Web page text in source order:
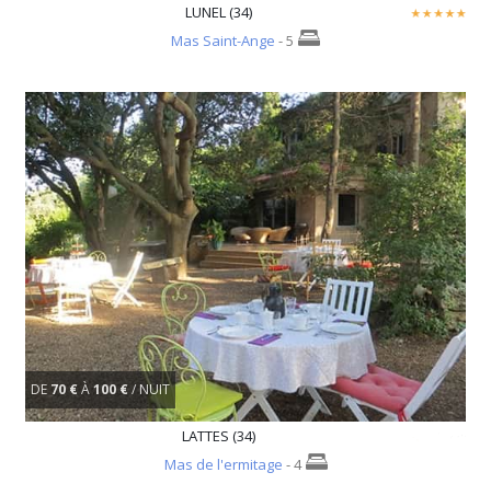
LUNEL (34)
Mas Saint-Ange - 5
DE 70 €À100 €/ NUIT
LATTES (34)
Mas de l'ermitage - 4